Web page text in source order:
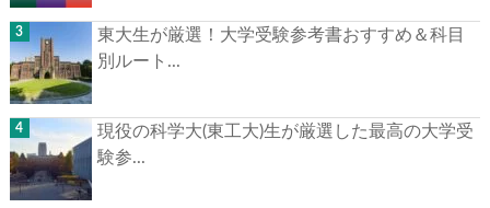
東大生が厳選！大学受験参考書おすすめ＆科目
別ルート...
現役の科学大(東工大)生が厳選した最高の大学受
験参...